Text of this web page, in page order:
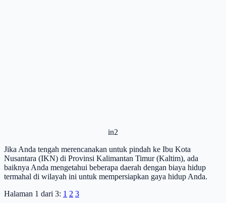
in2
Jika Anda tengah merencanakan untuk pindah ke Ibu Kota
Nusantara (IKN) di Provinsi Kalimantan Timur (Kaltim), ada
baiknya Anda mengetahui beberapa daerah dengan biaya hidup
termahal di wilayah ini untuk mempersiapkan gaya hidup Anda.
Halaman 1 dari 3: 1 2 3